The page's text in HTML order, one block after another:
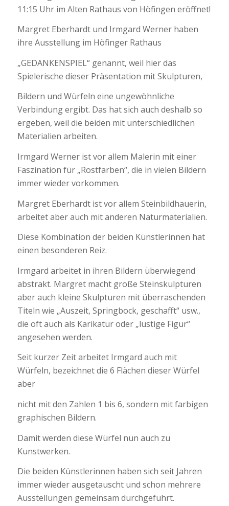
11:15 Uhr im Alten Rathaus von Höfingen eröffnet!
Margret Eberhardt und Irmgard Werner haben
ihre Ausstellung im Höfinger Rathaus
„GEDANKENSPIEL“ genannt, weil hier das
Spielerische dieser Präsentation mit Skulpturen,
Bildern und Würfeln eine ungewöhnliche
Verbindung ergibt. Das hat sich auch deshalb so
ergeben, weil die beiden mit unterschiedlichen
Materialien arbeiten.
Irmgard Werner ist vor allem Malerin mit einer
Faszination für „Rostfarben“, die in vielen Bildern
immer wieder vorkommen.
Margret Eberhardt ist vor allem Steinbildhauerin,
arbeitet aber auch mit anderen Naturmaterialien.
Diese Kombination der beiden Künstlerinnen hat
einen besonderen Reiz.
Irmgard arbeitet in ihren Bildern überwiegend
abstrakt. Margret macht große Steinskulpturen
aber auch kleine Skulpturen mit überraschenden
Titeln wie „Auszeit, Springbock, geschafft“ usw.,
die oft auch als Karikatur oder „lustige Figur“
angesehen werden.
Seit kurzer Zeit arbeitet Irmgard auch mit
Würfeln, bezeichnet die 6 Flächen dieser Würfel
aber
nicht mit den Zahlen 1 bis 6, sondern mit farbigen
graphischen Bildern.
Damit werden diese Würfel nun auch zu
Kunstwerken.
Die beiden Künstlerinnen haben sich seit Jahren
immer wieder ausgetauscht und schon mehrere
Ausstellungen gemeinsam durchgeführt.